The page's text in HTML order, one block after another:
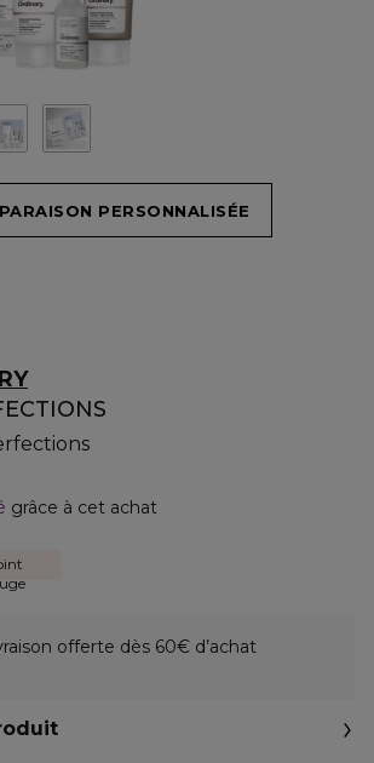
PERSONNALISÉE
grâce à cet achat
offerte dès 60€ d’achat